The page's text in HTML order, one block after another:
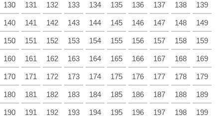
130 131 132 133 134 135 136 137 138 139
140 141 142 143 144 145 146 147 148 149
150 151 152 153 154 155 156 157 158 159
160 161 162 163 164 165 166 167 168 169
170 171 172 173 174 175 176 177 178 179
180 181 182 183 184 185 186 187 188 189
190 191 192 193 194 195 196 197 198 199